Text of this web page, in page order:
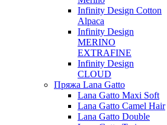
Infinity Design Cotton
Alpaca
Infinity Design
MERINO
EXTRAFINE
Infinity Design
CLOUD
Пряжа Lana Gatto
Lana Gatto Maxi Soft
Lana Gatto Camel Hair
Lana Gatto Double